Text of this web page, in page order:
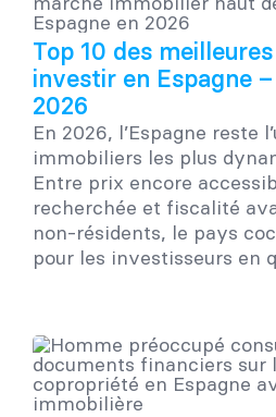
Top 10 des
investir en Espagne
2026
En 2026, l’Espagne reste
immobiliers les plus
Entre prix encore
recherchée et fiscalité
non-résidents, le pays
pour les investisseurs en